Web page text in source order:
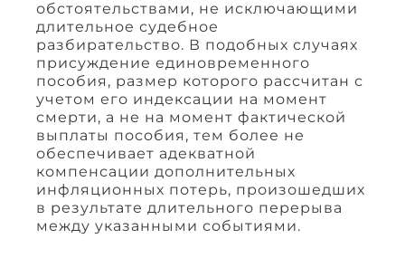
обстоятельствами, не исключающими
длительное судебное
разбирательство. В подобных случаях
присуждение единовременного
пособия, размер которого рассчитан с
учетом его индексации на момент
смерти, а не на момент фактической
выплаты пособия, тем более не
обеспечивает адекватной
компенсации дополнительных
инфляционных потерь, произошедших
в результате длительного перерыва
между указанными событиями.